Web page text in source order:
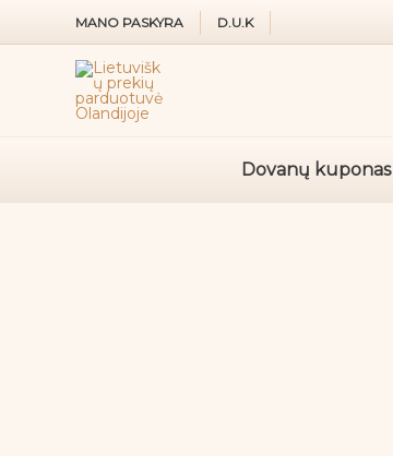
prie
MANO PASKYRA D.U.K
Dovanų kuponas